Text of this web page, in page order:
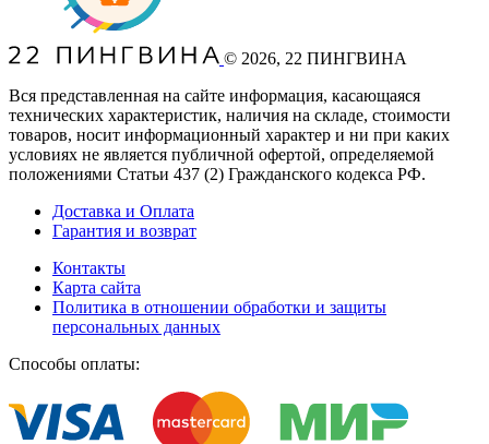
© 2026, 22 ПИНГВИНА
Вся представленная на сайте информация, касающаяся
технических характеристик, наличия на складе, стоимости
товаров, носит информационный характер и ни при каких
условиях не является публичной офертой, определяемой
положениями Статьи 437 (2) Гражданского кодекса РФ.
Доставка и Оплата
Гарантия и возврат
Контакты
Карта сайта
Политика в отношении обработки и защиты
персональных данных
Способы оплаты: